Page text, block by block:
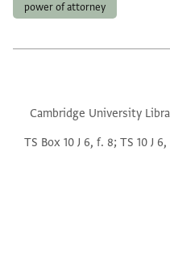
power of attorney
Cambridge University
TS Box 10 J 6, f. 8; TS 10 J